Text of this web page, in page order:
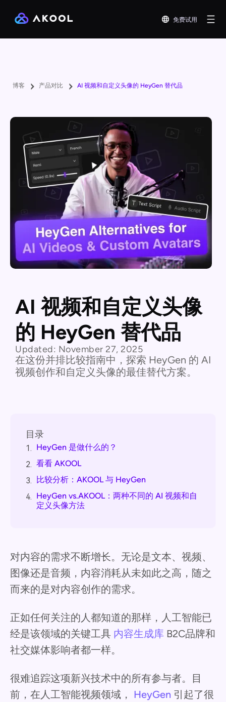
免费试用
博客 产品对比 AI 视频和自定义头像的 HeyGen 替代品
AI 视频和自定义头像
的 HeyGen 替代品
Updated: November 27, 2025
在这份并排比较指南中，探索 HeyGen 的 AI
视频创作和自定义头像的最佳替代方案。
目录
1. HeyGen 是做什么的？
2. 看看 AKOOL
3.
比较分析：AKOOL 与 HeyGen
4. HeyGen vs.AKOOL：两种不同的 AI 视频和自
定义头像方法
对内容的需求不断增长。无论是文本、视频、
图像还是音频，内容消耗从未如此之高，随之
而来的是对内容创作的需求。
正如任何关注的人都知道的那样，人工智能已
经是该领域的关键工具 内容生成库 B2C品牌和
社交媒体影响者都一样。
很难追踪这项新兴技术中的所有参与者。目
前，在人工智能视频领域， HeyGen 引起了很